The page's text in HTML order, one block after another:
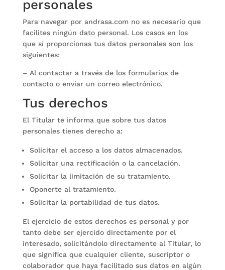
personales
Para navegar por andrasa.com no es necesario que
facilites ningún dato personal. Los casos en los
que sí proporcionas tus datos personales son los
siguientes:
– Al contactar a través de los formularios de
contacto o enviar un correo electrónico.
Tus derechos
El Titular te informa que sobre tus datos
personales tienes derecho a:
Solicitar el acceso a los datos almacenados.
Solicitar una rectificación o la cancelación.
Solicitar la limitación de su tratamiento.
Oponerte al tratamiento.
Solicitar la portabilidad de tus datos.
El ejercicio de estos derechos es personal y por
tanto debe ser ejercido directamente por el
interesado, solicitándolo directamente al Titular, lo
que significa que cualquier cliente, suscriptor o
colaborador que haya facilitado sus datos en algún